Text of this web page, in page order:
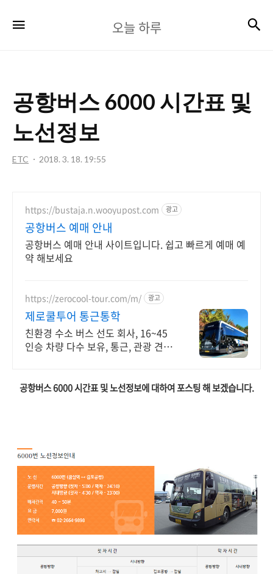
늘
오늘 하루
공항버스 6000 시간표 및
노선정보
ETC 2018. 3. 18. 19:55
https://bustaja.n.wooyupost.com 광고
공항버스 예매 안내
공항버스 예매 안내 사이트입니다. 쉽고 빠르게 예매 예
약 해보세요
https://zerocool-tour.com/m/ 광고
제로쿨투어 통근통학
친환경 수소 버스 선도 회사, 16~45
인승 차량 다수 보유, 통근, 관광 견적
공항버스 6000 시간표 및 노선정보에 대하여 포스팅 해 보겠습니다.